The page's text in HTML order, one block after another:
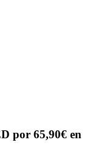
por 65,90€ en